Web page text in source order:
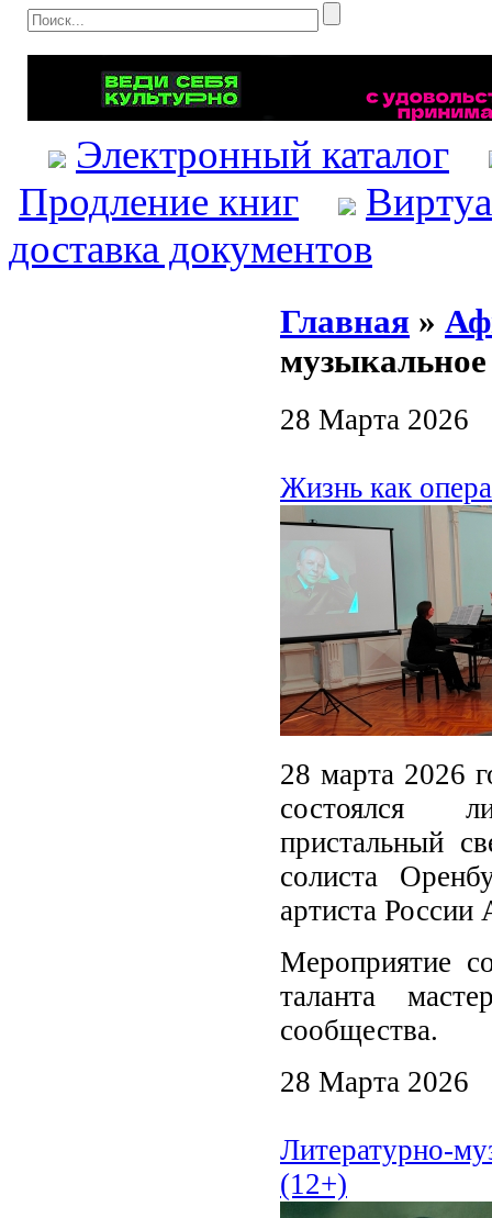
Электронный каталог
Продление книг
доставка документов
Главная »
28 Марта 2026
Жизнь как опера
28 марта 2026
состоялся
пристальный
солиста
артиста
Мероприятие
таланта
сообщества.
28 Марта 2026
Литературно-
(12+)